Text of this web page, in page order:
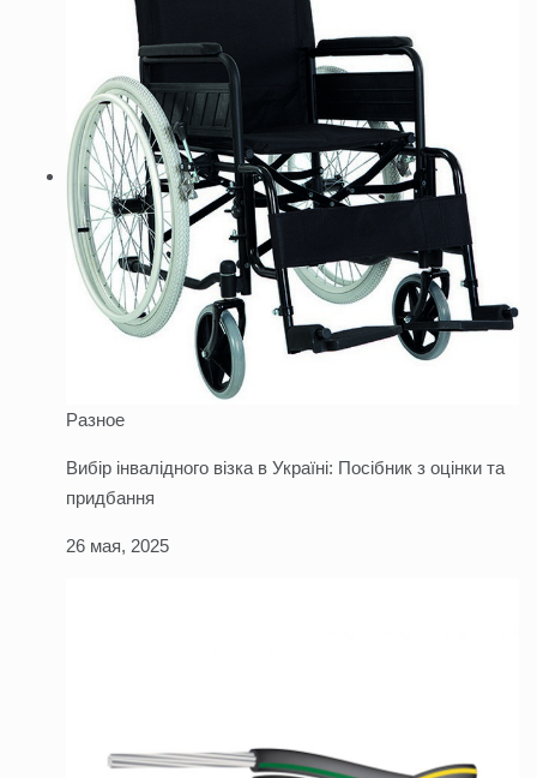
Разное
Вибір інвалідного візка в Україні: Посібник з оцінки та
придбання
26 мая, 2025